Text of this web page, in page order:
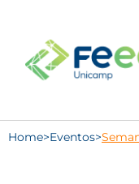
Home>Eventos>